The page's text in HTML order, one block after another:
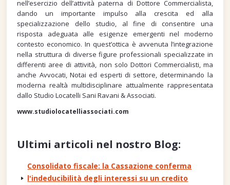
nell’esercizio dell’attività paterna di Dottore Commercialista,
dando un importante impulso alla crescita ed alla
specializzazione dello studio, al fine di consentire una
risposta adeguata alle esigenze emergenti nel moderno
contesto economico. In quest’ottica è avvenuta l’integrazione
nella struttura di diverse figure professionali specializzate in
differenti aree di attività, non solo Dottori Commercialisti, ma
anche Avvocati, Notai ed esperti di settore, determinando la
moderna realtà multidisciplinare attualmente rappresentata
dallo Studio Locatelli Sani Ravani & Associati.
www.studiolocatelliassociati.com
Ultimi articoli nel nostro Blog:
Consolidato fiscale: la Cassazione conferma
l'indeducibilità degli interessi su un credito